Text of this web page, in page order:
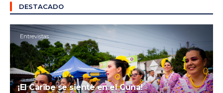
DESTACADO
Entrevistas
¡El Caribe se siente en el Cuna!